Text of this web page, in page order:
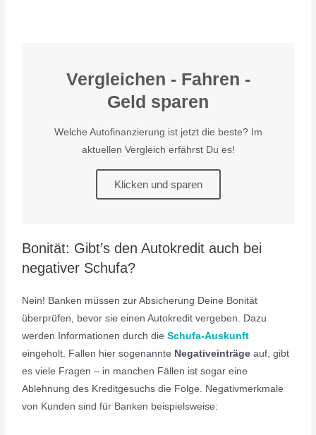
Vergleichen - Fahren -
Geld sparen
Welche Autofinanzierung ist jetzt die beste? Im
aktuellen Vergleich erfährst Du es!
Klicken und sparen
Bonität: Gibt’s den Autokredit auch bei
negativer Schufa?
Nein! Banken müssen zur Absicherung Deine Bonität
überprüfen, bevor sie einen Autokredit vergeben. Dazu
werden Informationen durch dieSchufa-Auskunft
eingeholt. Fallen hier sogenannte Negativeinträge auf, gibt
es viele Fragen – in manchen Fällen ist sogar eine
Ablehnung des Kreditgesuchs die Folge. Negativmerkmale
von Kunden sind für Banken beispielsweise: